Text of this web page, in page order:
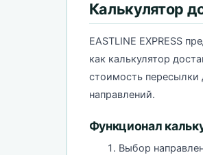
Калькулятор
EASTLINE EXPRESS
как калькулятор
стоимость пересылки
направлений.
Функционал
Выбор